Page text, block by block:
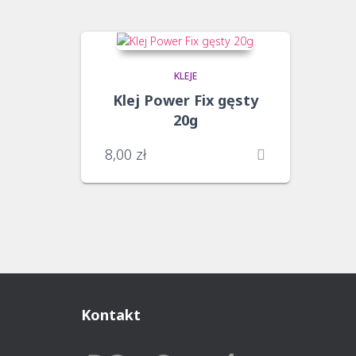
KLEJE
Klej Power Fix gęsty
20g
8,00 zł
Kontakt